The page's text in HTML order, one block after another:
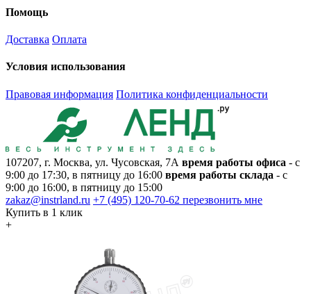
Помощь
Доставка Оплата
Условия использования
Правовая информация Политика конфиденциальности
107207, г. Москва, ул. Чусовская, 7А время работы офиса - с
9:00 до 17:30, в пятницу до 16:00 время работы склада - с
9:00 до 16:00, в пятницу до 15:00
zakaz@instrland.ru +7 (495) 120-70-62 перезвонить мне
Купить в 1 клик
+